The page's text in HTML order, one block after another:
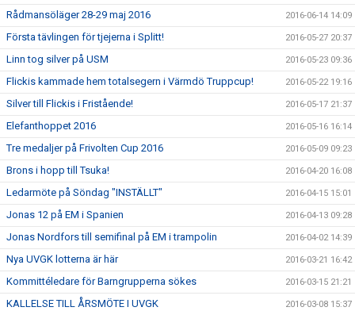
Rådmansöläger 28-29 maj 2016 2016-06-14 14:09
Första tävlingen för tjejerna i Splitt! 2016-05-27 20:37
Linn tog silver på USM 2016-05-23 09:36
Flickis kammade hem totalsegern i Värmdö Truppcup! 2016-05-22 19:16
Silver till Flickis i Fristående! 2016-05-17 21:37
Elefanthoppet 2016 2016-05-16 16:14
Tre medaljer på Frivolten Cup 2016 2016-05-09 09:23
Brons i hopp till Tsuka! 2016-04-20 16:08
Ledarmöte på Söndag "INSTÄLLT" 2016-04-15 15:01
Jonas 12 på EM i Spanien 2016-04-13 09:28
Jonas Nordfors till semifinal på EM i trampolin 2016-04-02 14:39
Nya UVGK lotterna är här 2016-03-21 16:42
Kommittéledare för Barngrupperna sökes 2016-03-15 21:21
KALLELSE TILL ÅRSMÖTE I UVGK 2016-03-08 15:37